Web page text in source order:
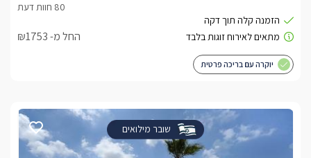
החל מ- ₪1753
יוקרה עם בריכה פרטית
שובר מילואים